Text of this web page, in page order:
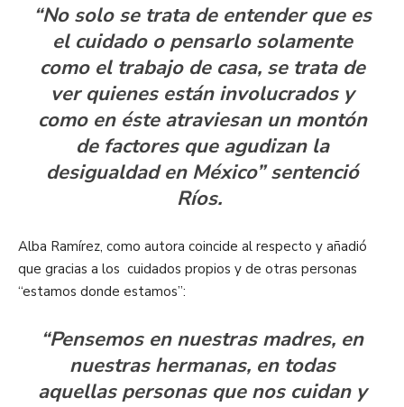
“No solo se trata de entender que es
el cuidado o pensarlo solamente
como el trabajo de casa, se trata de
ver quienes están involucrados y
como en éste atraviesan un montón
de factores que agudizan la
desigualdad en México” sentenció
Ríos.
Alba Ramírez, como autora coincide al respecto y añadió
que gracias a los cuidados propios y de otras personas
“estamos donde estamos”:
“Pensemos en nuestras madres, en
nuestras hermanas, en todas
aquellas personas que nos cuidan y